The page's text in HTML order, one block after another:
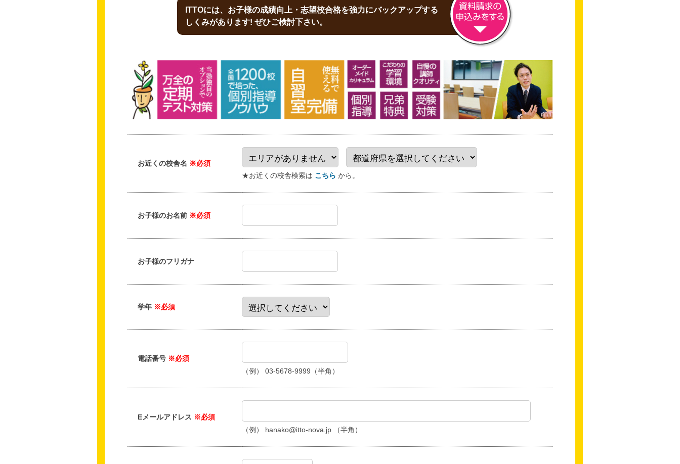
ITTOには、お子様の成績向上・志望校合格を強力にバックアップする
しくみがあります! ぜひご検討下さい。
お近くの校舎名 ※必須
★お近くの校舎検索は こちら から。
お子様のお名前 ※必須
お子様のフリガナ
学年 ※必須
電話番号 ※必須
（例） 03-5678-9999（半角）
Eメールアドレス ※必須
（例） hanako@itto-nova.jp （半角）